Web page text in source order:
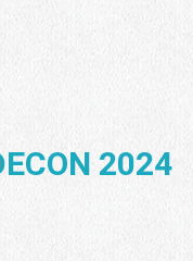
2024